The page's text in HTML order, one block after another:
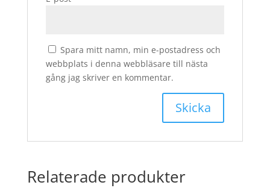
Spara mitt namn, min e-postadress och
webbplats i denna webbläsare till nästa
gång jag skriver en kommentar.
Relaterade produkter